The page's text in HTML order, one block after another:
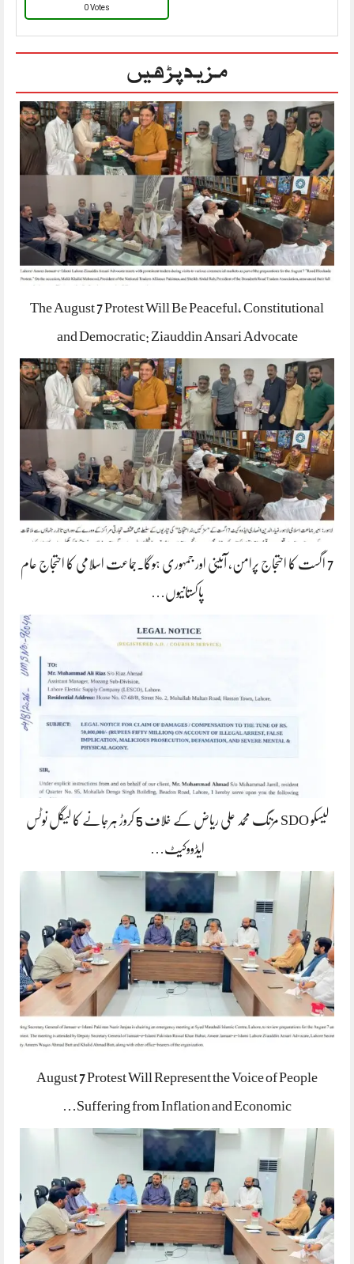
0 Votes
مزید پڑھیں
The August 7 Protest Will Be Peaceful, Constitutional
and Democratic: Ziauddin Ansari Advocate
7 اگست کا احتجاج پرامن، آئینی اور جمہوری ہوگا۔جماعت اسلامی کا احتجاج عام
پاکستانیوں…
لیسکو SDO مزنگ محمد علی ریاض کے خلاف 5 کروڑ ہرجانے کا لیگل نوٹس
ایڈووکیٹ…
August 7 Protest Will Represent the Voice of People
Suffering from Inflation and Economic…